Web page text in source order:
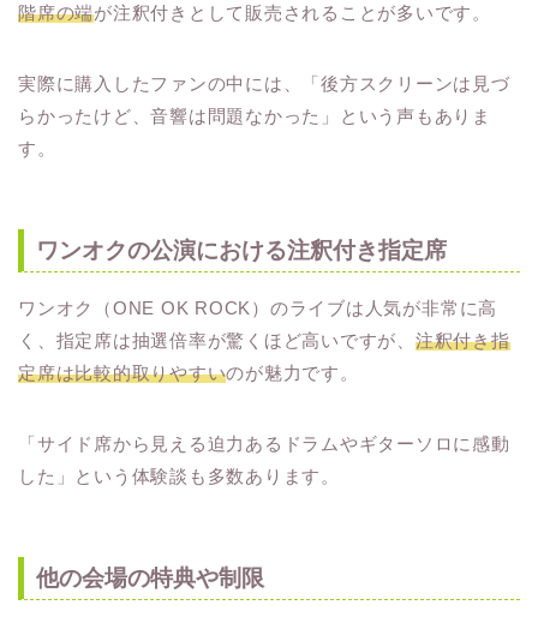
階席の端が注釈付きとして販売されることが多いです。
実際に購入したファンの中には、「後方スクリーンは見づ
らかったけど、音響は問題なかった」という声もありま
す。
ワンオクの公演における注釈付き指定席
ワンオク（ONE OK ROCK）のライブは人気が非常に高
く、指定席は抽選倍率が驚くほど高いですが、 注釈付き指
定席は比較的取りやすいのが魅力です。
「サイド席から見える迫力あるドラムやギターソロに感動
した」という体験談も多数あります。
他の会場の特典や制限